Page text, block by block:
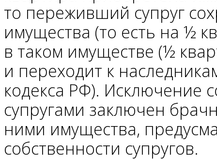
то переживший супруг
имущества (то есть на ½
в таком имуществе (½
и переходит к
кодекса РФ). Исключение
супругами заключен
ними имущества,
собственности супругов.